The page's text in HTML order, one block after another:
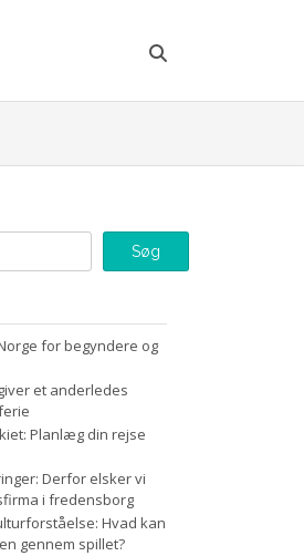
Søg
for begyndere og
et anderledes
Planlæg din rejse
Derfor elsker vi
i fredensborg
Hvad kan
gennem spillet?